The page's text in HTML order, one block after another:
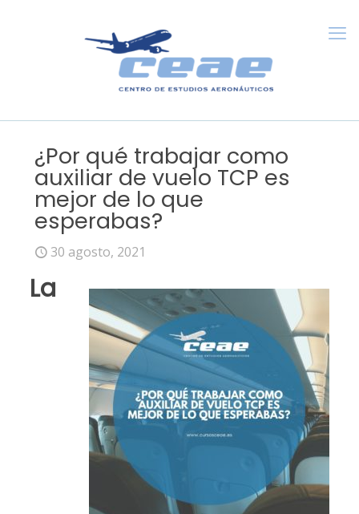
¿Por qué trabajar como
auxiliar de vuelo TCP es
mejor de lo que
esperabas?
30 agosto, 2021
La